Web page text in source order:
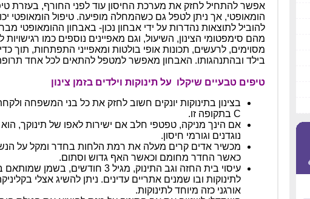
אפשר להתחיל לחזק את מערכת החיסון עוד לפני החורף, בעזרת
הומאופטי, אך ניתן לטפל גם כשהמחלה מופיעה. טיפול הומאופטי
להוביל לתוצאות נהדרות על ידי אבחון נכון- באבחון ההומאופטי
מהם סימפטומי הצינון, השיעול, וגם מאפיינים נוספים כמו רגישויות
מסוימים, לרעשים, תכונות אופי בולטות ומאפייני התפתחות, תוך
בילד ובהתנהגותו. האבחון מאפשר למטפל להתאים לכל אחד
טיפים טבעיים שיקלו על תינוקות וילדים בזמן צינון
בצינון בתינוקות יונקים חשוב לחזק את כל בני המשפחה
C בתקופה זו.
אם הינך מניקה, טפטפי חלב אם ישירות לאפו של תינוקך, הוא
נוגדנים וגורמי חיסון.
מכשיר אדים קרים מעלה את רמת הלחות בחדר ומקל על
כאשר החדר מחומם וכאשר האף גדוש וסתום.
עיסוי בית החזה וגב התינוק, מגיל 3 חודשים, בשמן
לתינוקות ובו שמנים אתריים עדינים. ניתן להשיג אצלי
אורגני כזה מיוחד לתינוקות.